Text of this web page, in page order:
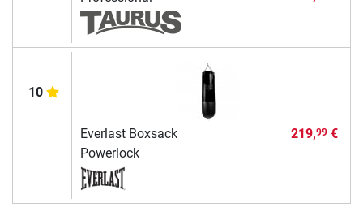
10
Everlast Boxsack
Powerlock
219,99€